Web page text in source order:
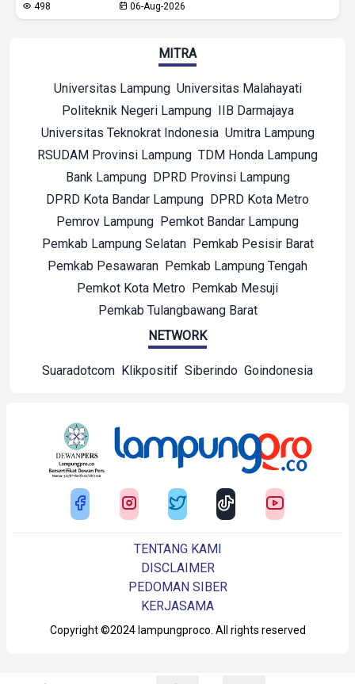
498 06-Aug-2026
MITRA
Universitas Lampung Universitas Malahayati
Politeknik Negeri Lampung IIB Darmajaya
Universitas Teknokrat Indonesia Umitra Lampung
RSUDAM Provinsi Lampung TDM Honda Lampung
Bank Lampung DPRD Provinsi Lampung
DPRD Kota Bandar Lampung DPRD Kota Metro
Pemrov Lampung Pemkot Bandar Lampung
Pemkab Lampung Selatan Pemkab Pesisir Barat
Pemkab Pesawaran Pemkab Lampung Tengah
Pemkot Kota Metro Pemkab Mesuji
Pemkab Tulangbawang Barat
NETWORK
Suaradotcom Klikpositif Siberindo Goindonesia
Copyright ©2024 lampungproco. All rights reserved
TENTANG KAMI
DISCLAIMER
PEDOMAN SIBER
KERJASAMA